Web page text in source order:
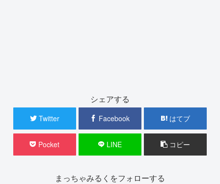
シェアする
Twitter Facebook はてブ
Pocket LINE コピー
まっちゃみるくをフォローする